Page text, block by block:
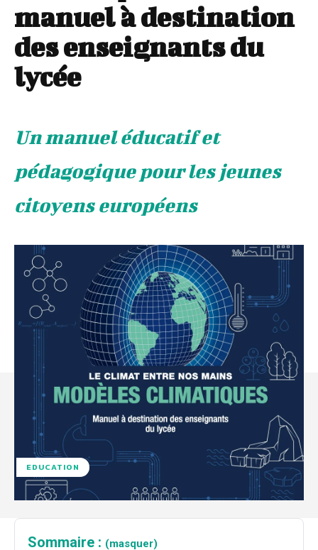
manuel à destination
des enseignants du
lycée
Un manuel éducatif et
pédagogique pour les jeunes
citoyens européens
EDUCATION
Sommaire : (masquer)